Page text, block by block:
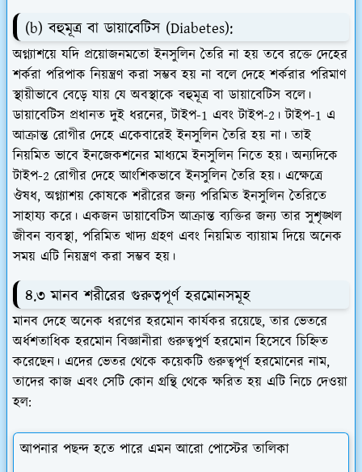
(b) বহুমূত্র বা ডায়াবেটিস (Diabetes):
অগ্ন্যাশয়ে যদি প্রয়োজনমতো ইনসুলিন তৈরি না হয় তবে রক্তে দেহের
শর্করা পরিপাক নিয়ন্ত্রণ করা সম্ভব হয় না বলে দেহে শর্করার পরিমাণ
স্থায়ীভাবে বেড়ে যায় যে অবস্থাকে বহুমূত্র বা ডায়াবেটিস বলে।
ডায়াবেটিস প্রধানত দুই ধরনের, টাইপ-1 এবং টাইপ-2। টাইপ-1 এ
আক্রান্ত রোগীর দেহে একেবারেই ইনসুলিন তৈরি হয় না। তাই
নিয়মিত ভাবে ইনজেকশনের মাধ্যমে ইনসুলিন নিতে হয়। অন্যদিকে
টাইপ-2 রোগীর দেহে আংশিকভাবে ইনসুলিন তৈরি হয়। এক্ষেত্রে
ঔষধ, অগ্ন্যাশয় কোষকে শরীরের জন্য পরিমিত ইনসুলিন তৈরিতে
সাহায্য করে। একজন ডায়াবেটিস আক্রান্ত ব্যক্তির জন্য তার সুশৃঙ্খল
জীবন ব্যবস্থা, পরিমিত খাদ্য গ্রহণ এবং নিয়মিত ব্যায়াম দিয়ে অনেক
সময় এটি নিয়ন্ত্রণ করা সম্ভব হয়।
৪.৩ মানব শরীরের গুরুত্বপূর্ণ হরমোনসমূহ
মানব দেহে অনেক ধরণের হরমোন কার্যকর রয়েছে, তার ভেতরে
অর্ধশতাধিক হরমোন বিজ্ঞানীরা গুরুত্বপুর্ণ হরমোন হিসেবে চিহ্নিত
করেছেন। এদের ভেতর থেকে কয়েকটি গুরুত্বপূর্ণ হরমোনের নাম,
তাদের কাজ এবং সেটি কোন গ্রন্থি থেকে ক্ষরিত হয় এটি নিচে দেওয়া
হল:
আপনার পছন্দ হতে পারে এমন আরো পোস্টের তালিকা